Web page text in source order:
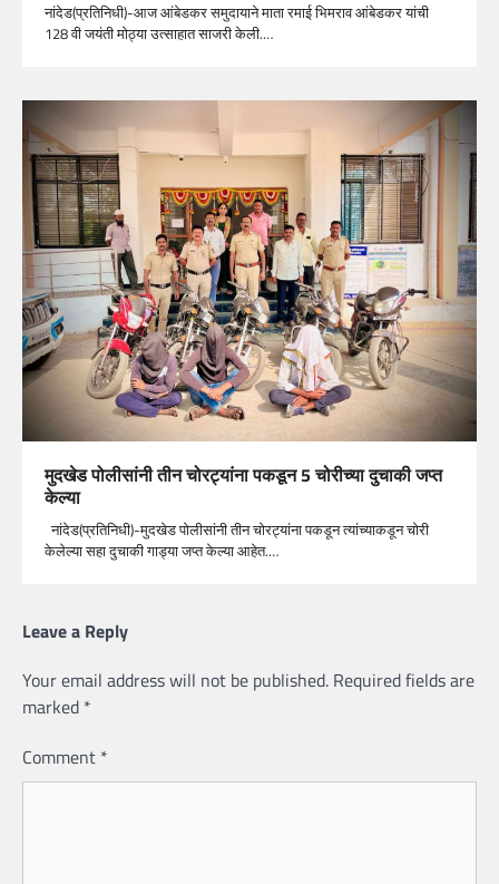
नांदेड(प्रतिनिधी)-आज आंबेडकर समुदायाने माता रमाई भिमराव आंबेडकर यांची
128 वी जयंती मोठ्या उत्साहात साजरी केली.…
मुदखेड पोलीसांनी तीन चोरट्यांना पकडून 5 चोरीच्या दुचाकी जप्त
केल्या
नांदेड(प्रतिनिधी)-मुदखेड पोलीसांनी तीन चोरट्यांना पकडून त्यांच्याकडून चोरी
केलेल्या सहा दुचाकी गाड्या जप्त केल्या आहेत.…
Leave a Reply
Your email address will not be published. Required fields are
marked *
Comment *